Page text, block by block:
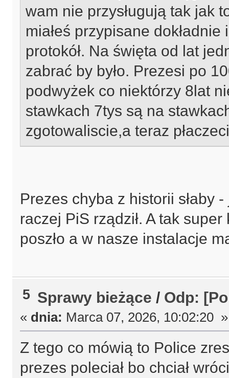
wam nie przysługują tak jak
miałeś przypisane
protokół. Na święta od lat
zabrać by było. Prezesi po
podwyżek co niektórzy 8lat
stawkach 7tys są na
zgotowaliscie,a teraz
Prezes chyba z historii słaby
raczej PiS rządził. A tak
poszło a w nasze instalacje
5 Sprawy bieżące / Odp:
« dnia: Marca 07, 2026, 10:02:20 »
Z tego co mówią to Police
prezes poleciał bo chciał